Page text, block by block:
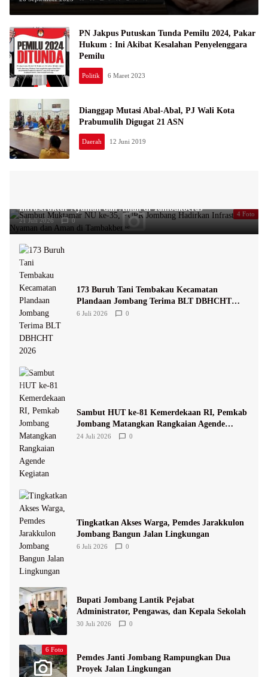
PN Jakpus Putuskan Tunda Pemilu 2024, Pakar
Hukum : Ini Akibat Kesalahan Penyelenggara
Pemilu
Politik 6 Maret 2023
Dianggap Mutasi Abal-Abal, PJ Wali Kota
Prabumulih Digugat 21 ASN
Daerah 12 Juni 2019
4 Foto
Infrastruktur Nyaman dan Aman di Tambakberas
21 Juli 2026 0
173 Buruh Tani Tembakau Kecamatan
Plandaan Jombang Terima BLT DBHCHT
2026
6 Juli 2026 0
Sambut HUT ke-81 Kemerdekaan RI, Pemkab
Jombang Matangkan Rangkaian Agende
Kegiatan
24 Juli 2026 0
Tingkatkan Akses Warga, Pemdes Jarakkulon
Jombang Bangun Jalan Lingkungan
6 Juli 2026 0
Bupati Jombang Lantik Pejabat
Administrator, Pengawas, dan Kepala Sekolah
30 Juli 2026 0
6 Foto
Pemdes Janti Jombang Rampungkan Dua
Proyek Jalan Lingkungan